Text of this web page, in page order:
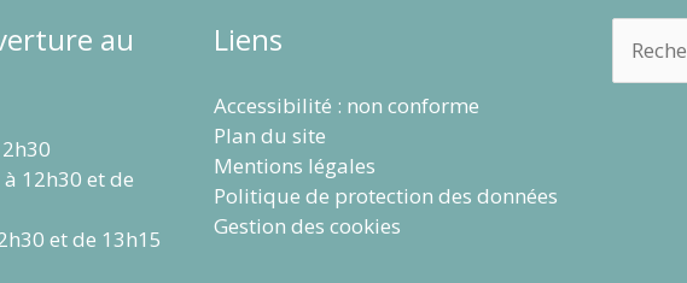
au
12h30 et de
et de 13h15
Liens
Accessibilité : non conforme
Plan du site
Mentions légales
Politique de protection des données
Gestion des cookies